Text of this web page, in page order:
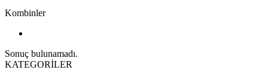
Kombinler
Sonuç bulunamadı.
KATEGORİLER